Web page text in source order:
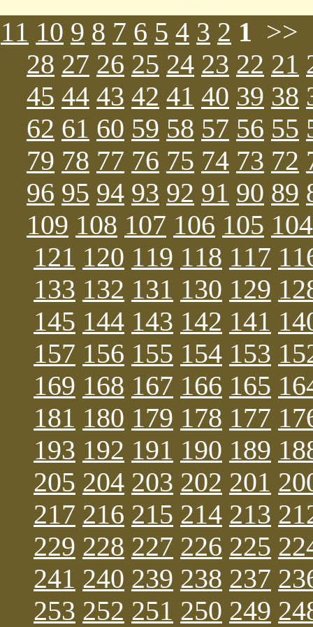
1
2
3
4
5
6
7
8
9
10
11
21
22
23
24
25
26
27
28
38
39
40
41
42
43
44
45
55
56
57
58
59
60
61
62
72
73
74
75
76
77
78
79
89
90
91
92
93
94
95
96
104
105
106
107
108
109
117
118
119
120
121
129
130
131
132
133
141
142
143
144
145
153
154
155
156
157
165
166
167
168
169
177
178
179
180
181
189
190
191
192
193
201
202
203
204
205
213
214
215
216
217
225
226
227
228
229
237
238
239
240
241
249
250
251
252
253